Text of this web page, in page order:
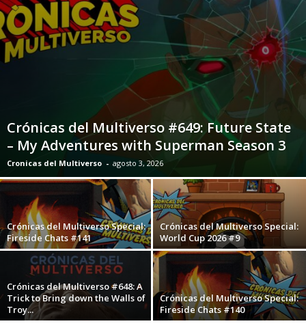
Crónicas del Multiverso #649: Future State
– My Adventures with Superman Season 3
Cronicas del Multiverso - agosto 3, 2026
Crónicas del Multiverso Special:
Fireside Chats #141
Crónicas del Multiverso Special:
World Cup 2026 #9
Crónicas del Multiverso #648: A
Trick to Bring down the Walls of
Troy...
Crónicas del Multiverso Special:
Fireside Chats #140